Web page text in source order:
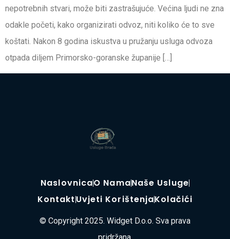
nepotrebnih stvari, može biti zastrašujuće. Većina ljudi ne zna
odakle početi, kako organizirati odvoz, niti koliko će to sve
koštati. Nakon 8 godina iskustva u pružanju usluga odvoza
otpada diljem Primorsko-goranske županije […]
NaslovnicaO NamaNaše Usluge
KontaktUvjeti KorištenjaKolačići
© Copyright 2025. Widget D.o.o. Sva prava